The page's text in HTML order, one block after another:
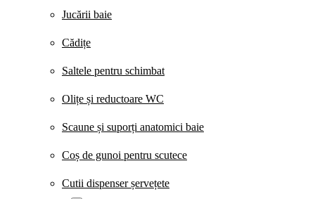
Jucării baie
Cădițe
Saltele pentru schimbat
Olițe și reductoare WC
Scaune și suporți anatomici baie
Coș de gunoi pentru scutece
Cutii dispenser șervețete